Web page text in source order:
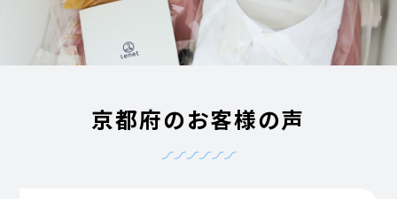
京都府のお客様の声